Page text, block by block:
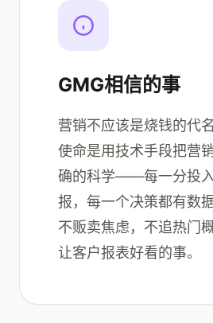
GMG相信的事
营销不应该是烧钱的代
使命是用技术手段把营
确的科学——每一分投
报，每一个决策都有数
不贩卖焦虑，不追热门
让客户报表好看的事。